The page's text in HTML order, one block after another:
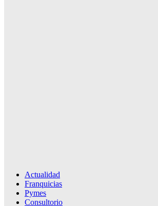
Actualidad
Franquicias
Pymes
Consultorio